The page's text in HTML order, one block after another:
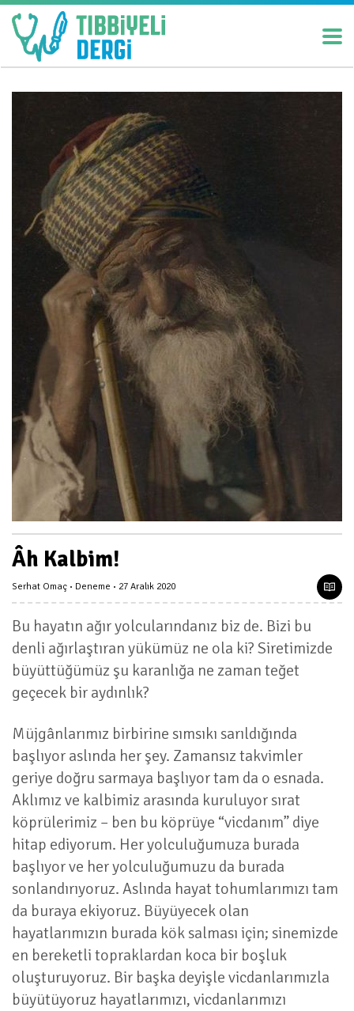
Âh Kalbim!
Serhat Omaç Deneme 27 Aralık 2020
Bu hayatın ağır yolcularındanız biz de. Bizi bu
denli ağırlaştıran yükümüz ne ola ki? Siretimizde
büyüttüğümüz şu karanlığa ne zaman teğet
geçecek bir aydınlık?
Müjgânlarımız birbirine sımsıkı sarıldığında
başlıyor aslında her şey. Zamansız takvimler
geriye doğru sarmaya başlıyor tam da o esnada.
Aklımız ve kalbimiz arasında kuruluyor sırat
köprülerimiz – ben bu köprüye “vicdanım” diye
hitap ediyorum. Her yolculuğumuza burada
başlıyor ve her yolculuğumuzu da burada
sonlandırıyoruz. Aslında hayat tohumlarımızı tam
da buraya ekiyoruz. Büyüyecek olan
hayatlarımızın burada kök salması için; sinemizde
en bereketli topraklardan koca bir boşluk
oluşturuyoruz. Bir başka deyişle vicdanlarımızla
büyütüyoruz hayatlarımızı, vicdanlarımızı